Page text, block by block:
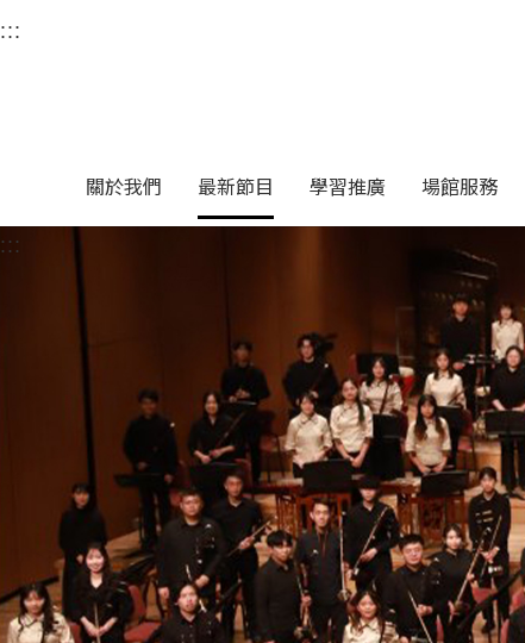
衛武營國家藝術文化中心
中央內容區塊，為本頁主要內容區。
:::
關於我們 最新節目 學習推廣 場館服務
:::